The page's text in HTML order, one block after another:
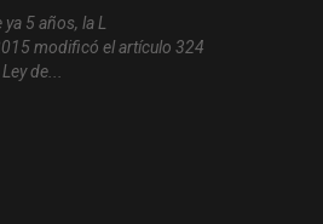
ya 5 años, la L
modificó el artículo 324
de...